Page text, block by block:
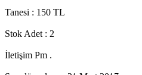
Tanesi : 150 TL
Stok Adet : 2
İletişim Pm .